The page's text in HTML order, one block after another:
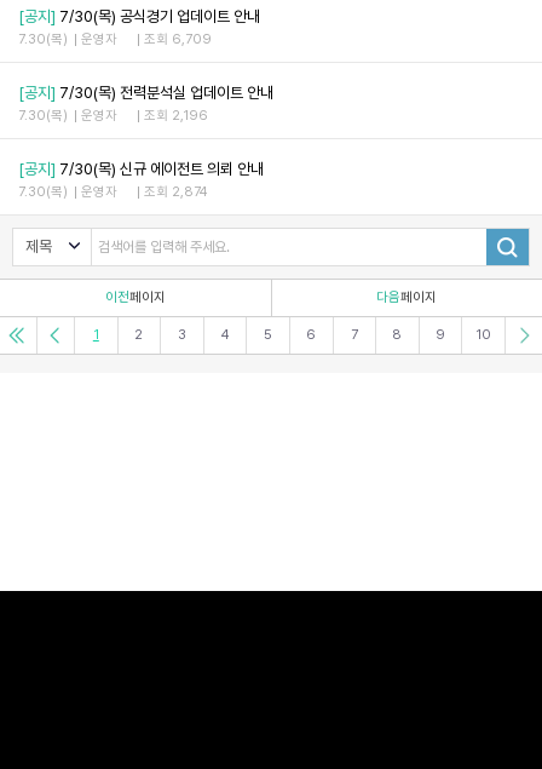
[공지] 7/30(목) 공식경기 업데이트 안내
7.30(목) 운영자 조회 6,709
[공지] 7/30(목) 전력분석실 업데이트 안내
7.30(목) 운영자 조회 2,196
[공지] 7/30(목) 신규 에이전트 의뢰 안내
7.30(목) 운영자 조회 2,874
이전페이지 다음페이지
1 2 3 4 5 6 7 8 9 10